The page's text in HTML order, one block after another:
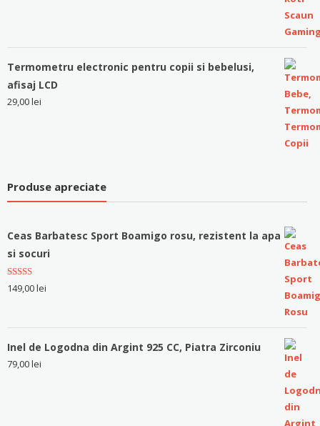
Termometru electronic pentru copii si bebelusi,
afisaj LCD
29,00lei
Produse apreciate
Ceas Barbatesc Sport Boamigo rosu, rezistent la apa
si socuri
Evaluat la
5.00stele
149,00lei
Inel de Logodna din Argint 925 CC, Piatra Zirconiu
79,00lei